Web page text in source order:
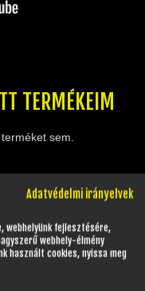
TERMÉKEIM
sem.
Adatvédelmi irányelvek
webhelyünk fejlesztésére,
webhely-élmény
használt cookies, nyissa meg